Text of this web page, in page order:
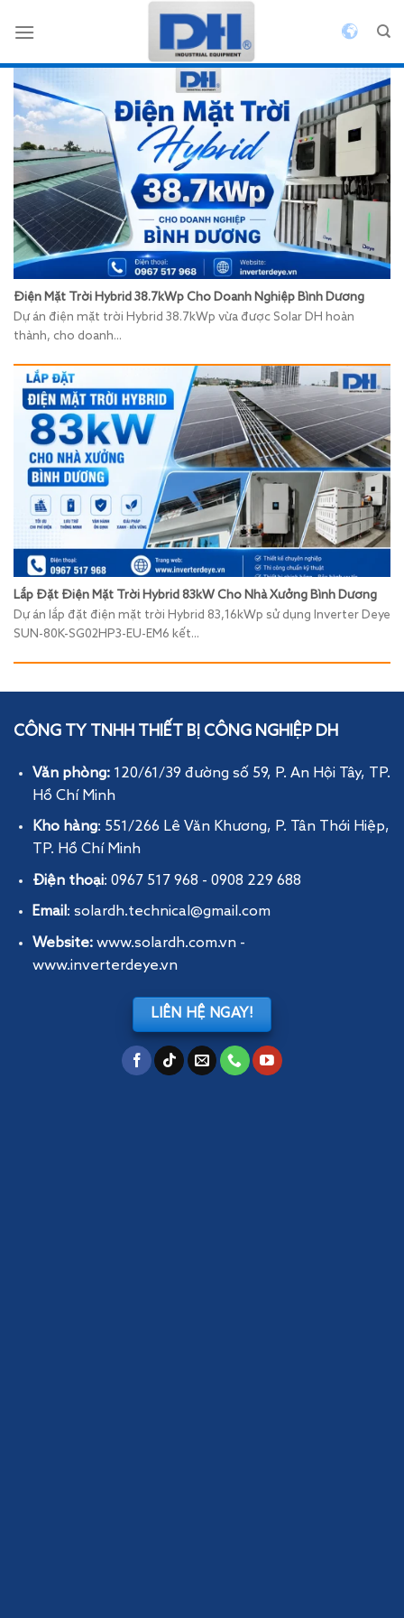
qua
Điện Mặt Trời Hybrid 38.7kWp Cho Doanh Nghiệp Bình Dương
Dự án điện mặt trời Hybrid 38.7kWp vừa được Solar DH hoàn
thành, cho doanh...
Lắp Đặt Điện Mặt Trời Hybrid 83kW Cho Nhà Xưởng Bình Dương
Dự án lắp đặt điện mặt trời Hybrid 83,16kWp sử dụng Inverter Deye
SUN-80K-SG02HP3-EU-EM6 kết...
CÔNG TY TNHH THIẾT BỊ CÔNG NGHIỆP DH
Văn phòng: 120/61/39 đường số 59, P. An Hội Tây, TP.
Hồ Chí Minh
Kho hàng: 551/266 Lê Văn Khương, P. Tân Thới Hiệp,
TP. Hồ Chí Minh
Điện thoại: 0967 517 968 - 0908 229 688
Email: solardh.technical@gmail.com
Website: www.solardh.com.vn-
www.inverterdeye.vn
LIÊN HỆ NGAY!